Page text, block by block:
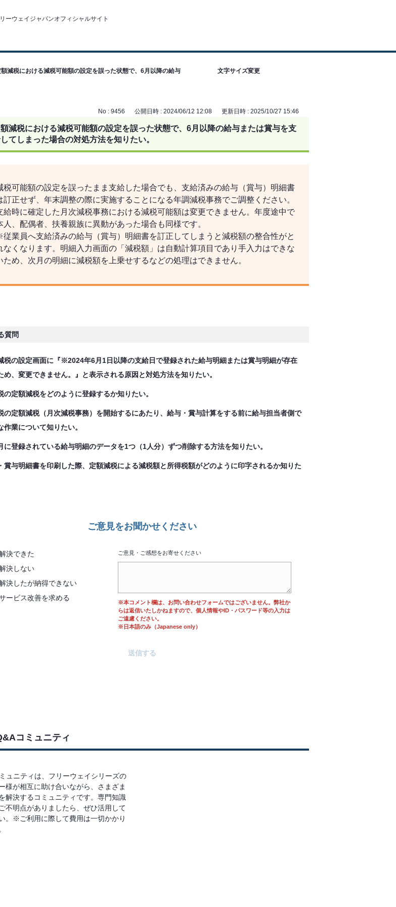
文字サイズ変更
額減税における減税可能額の設定を誤った状態で、6月以降の給与
No : 9456 公開日時 : 2024/06/12 12:08 更新日時 : 2025/10/27 15:46
減税における減税可能額の設定を誤った状態で、6月以降の給与または賞与を支
てしまった場合の対処方法を知りたい。
税可能額の設定を誤ったまま支給した場合でも、支給済みの給与（賞与）明細書
訂正せず、年末調整の際に実施することになる年調減税事務でご調整ください。
給時に確定した月次減税事務における減税可能額は変更できません。年度途中で
人、配偶者、扶養親族に異動があった場合も同様です。
業員へ支給済みの給与（賞与）明細書を訂正してしまうと減税額の整合性がと
なくなります。明細入力画面の「減税額」は自動計算項目であり手入力はできな
ため、次月の明細に減税額を上乗せするなどの処理はできません。
質問
税の設定画面に『※2024年6月1日以降の支給日で登録された給与明細または賞与明細が存在
め、変更できません。』と表示される原因と対処方法を知りたい。
の定額減税をどのように登録するか知りたい。
の定額減税（月次減税事務）を開始するにあたり、給与・賞与計算をする前に給与担当者側で
作業について知りたい。
に登録されている給与明細のデータを1つ（1人分）ずつ削除する方法を知りたい。
賞与明細書を印刷した際、定額減税による減税額と所得税額がどのように印字されるか知りた
ご意見をお聞かせください
決できた
決しない
決したが納得できない
ービス改善を求める
ご意見・ご感想をお寄せください
※本コメント欄は、お問い合わせフォームではございません。弊社か
らは返信いたしかねますので、個人情報やID・パスワード等の入力は
ご遠慮ください。
※日本語のみ（Japanese only）
コミュニティ
ュニティは、フリーウェイシリーズの
様が相互に助け合いながら、さまざま
解決するコミュニティです。専門知識
不明点がありましたら、ぜひ活用して
。※ご利用に際して費用は一切かかり